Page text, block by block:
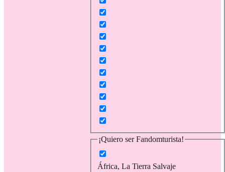
¡Quiero ser Fandomturista!
África, La Tierra Salvaje